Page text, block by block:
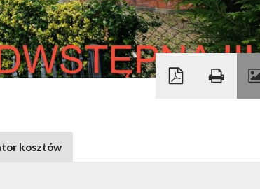
kosztów